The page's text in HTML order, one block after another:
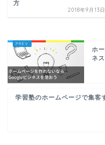
方
2018年9月13日
ホ
ネ
学習塾のホームページで集客